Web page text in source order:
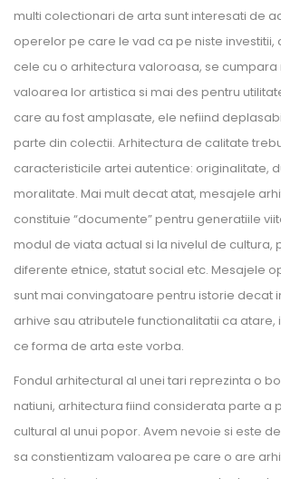
multi colectionari de arta sunt interesati de
operelor pe care le vad ca pe niste investitii,
cele cu o arhitectura valoroasa, se
valoarea lor artistica si mai des pentru
care au fost amplasate, ele nefiind
parte din colectii. Arhitectura de calitate
caracteristicile artei autentice: originalitate,
moralitate. Mai mult decat atat, mesajele
constituie “documente” pentru generatiile
modul de viata actual si la nivelul de cultura,
diferente etnice, statut social etc. Mesajele
sunt mai convingatoare pentru istorie decat
arhive sau atributele functionalitatii ca
ce forma de arta este vorba.
Fondul arhitectural al unei tari reprezinta o
natiuni, arhitectura fiind considerata parte a
cultural al unui popor. Avem nevoie si este
sa constientizam valoarea pe care o are